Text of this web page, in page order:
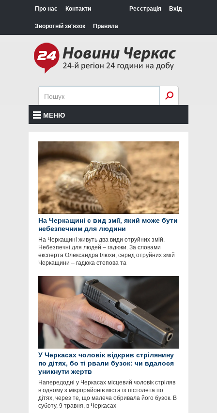
Про нас Контакти
Зворотній зв'язок Правила
Реєстрація Вхід
МЕНЮ
На Черкащині є вид змії, який може бути
небезпечним для людини
На Черкащині живуть два види отруйних змій.
Небезпечні для людей – гадюки. За словами
експерта Олександра Ілюхи, серед отруйних змій
Черкащини – гадюка степова та
У Черкасах чоловік відкрив стрілянину
по дітях, бо ті рвали бузок: чи вдалося
уникнути жертв
Напередодні у Черкасах місцевий чоловік стріляв
в одному з мікрорайонів міста із пістолета по
дітях, через те, що малеча обривала його бузок. В
суботу, 9 травня, в Черкасах